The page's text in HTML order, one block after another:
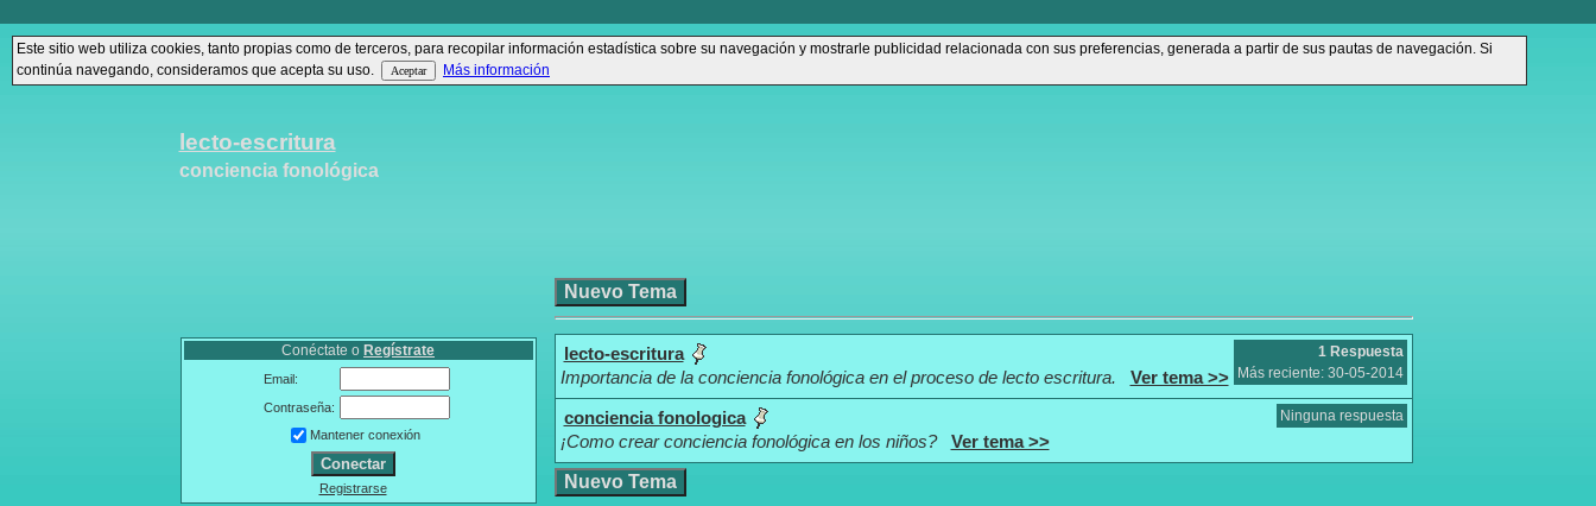
Este sitio web utiliza cookies, tanto propias como de terceros, para recopilar información estadística sobre su navegación y mostrarle publicidad relacionada con sus preferencias, generada a partir de sus pautas de navegación. Si
continúa navegando, consideramos que acepta su uso.
Más información
lecto-escritura
conciencia fonológica
Conéctate o Regístrate
Email:
Contraseña:
Mantener conexión
Registrarse
lecto-escritura
Importancia de la conciencia fonológica en el proceso de lecto escritura.
Ver tema >>
1 Respuesta
Más reciente: 30-05-2014
conciencia fonologica
¡Como crear conciencia fonológica en los niños?
Ver tema >>
Ninguna respuesta